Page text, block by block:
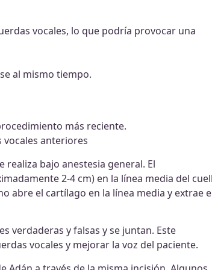
vocales, lo que podría provocar una
al mismo tiempo.
más reciente.
vocales anteriores
bajo anestesia general. El
2-4 cm) en la línea media del
abre el cartílago en la línea media y extrae
verdaderas y falsas y se juntan. Este
vocales y mejorar la voz del paciente.